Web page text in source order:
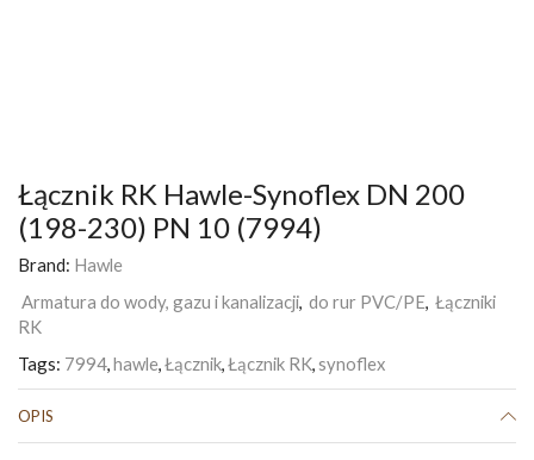
Łącznik RK Hawle-Synoflex DN 200
(198-230) PN 10 (7994)
Brand: Hawle
Armatura do wody, gazu i kanalizacji, do rur PVC/PE, Łączniki
RK
Tags: 7994,hawle,Łącznik,Łącznik RK,synoflex
OPIS